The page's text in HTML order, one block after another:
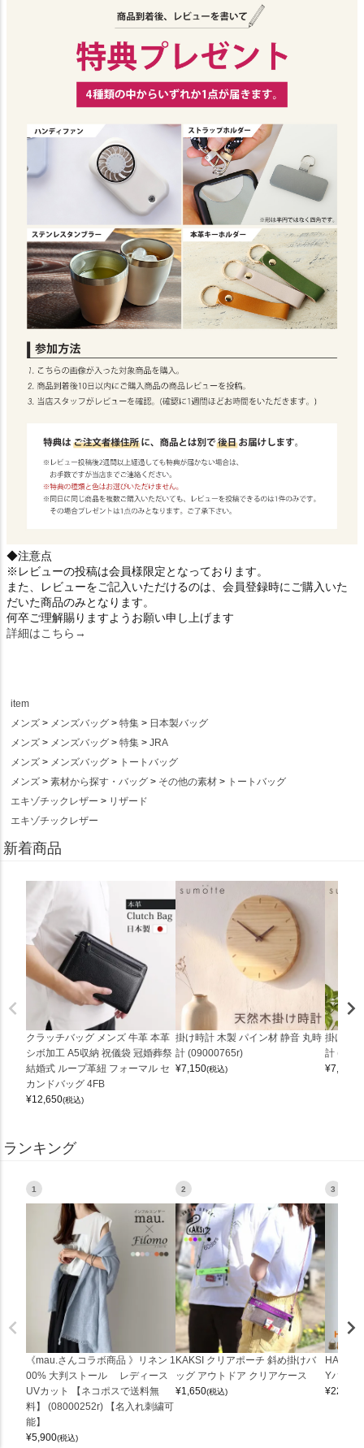
◆注意点
※レビューの投稿は会員様限定となっております。
また、レビューをご記入いただけるのは、会員登録時にご購入いた
だいた商品のみとなります。
何卒ご理解賜りますようお願い申し上げます
詳細はこちら→
item
メンズ
メンズバッグ 特集
日本製バッグ
メンズ
メンズバッグ 特集
JRA
メンズ
メンズバッグ
トートバッグ
メンズ
素材から探す・バッグ その他の素材
トートバッグ
エキゾチックレザー
リザード
エキゾチックレザー
新着商品
クラッチバッグ メンズ 牛革 本革
シボ加工 A5収納 祝儀袋 冠婚葬祭
結婚式 ループ革紐 フォーマル セ
カンドバッグ 4FB
¥12,650(税込)
掛け時計 木製 パイン材 静音 丸時
計 (09000765r)
¥7,150(税込)
掛け時
計
¥7,150
ランキング
1
《mau.さんコラボ商品 》リネン 1
00% 大判ストール レディース
UVカット 【ネコポスで送料無
料】 (08000252r) 【名入れ刺繍可
能】
¥5,900(税込)
2
KAKSI クリアポーチ 斜め掛けバ
ッグ アウトドア クリアケース
¥1,650(税込)
3
Yバッグ
¥22,000